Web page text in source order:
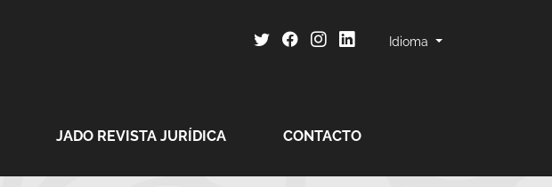
Idioma
JADO REVISTA JURÍDICA CONTACTO